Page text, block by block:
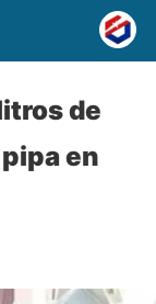
de
en